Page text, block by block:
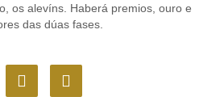
os alevíns. Haberá premios, ouro e
das dúas fases.
F
a
I
n